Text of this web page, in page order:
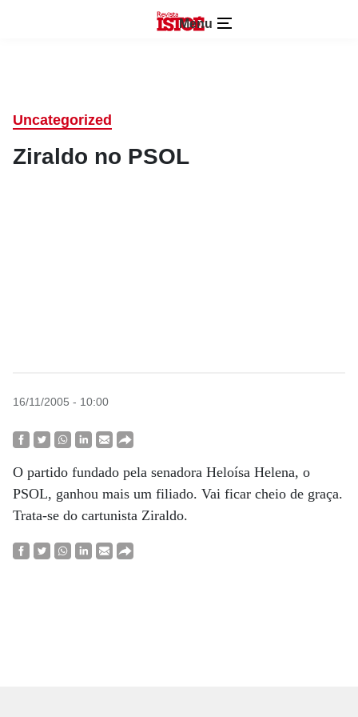
Menu
Uncategorized
Ziraldo no PSOL
16/11/2005 - 10:00
O partido fundado pela senadora Heloísa Helena, o
PSOL, ganhou mais um filiado. Vai ficar cheio de graça.
Trata-se do cartunista Ziraldo.